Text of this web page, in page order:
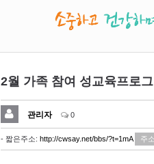
2월 가족 참여 성교육프로
관리자 0
- 짧은주소: http://cwsay.net/bbs/?t=1mA 주